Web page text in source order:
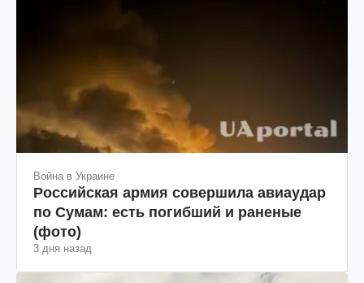
Война в Украине
Российская армия совершила авиаудар
по Сумам: есть погибший и раненые
(фото)
3 дня назад